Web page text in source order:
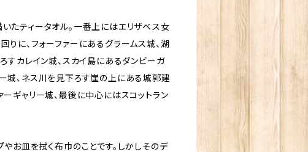
たティータオル。一番上にはエリザベス女
に、フォーファーにあるグラームス城、湖
すカレイン城、スカイ島にあるダンビーガ
城、ネス川を見下ろす崖の上にある城郭建
ギャリー城、最後に中心にはスコットラン
お皿を拭く布巾のことです。しかしそのデ